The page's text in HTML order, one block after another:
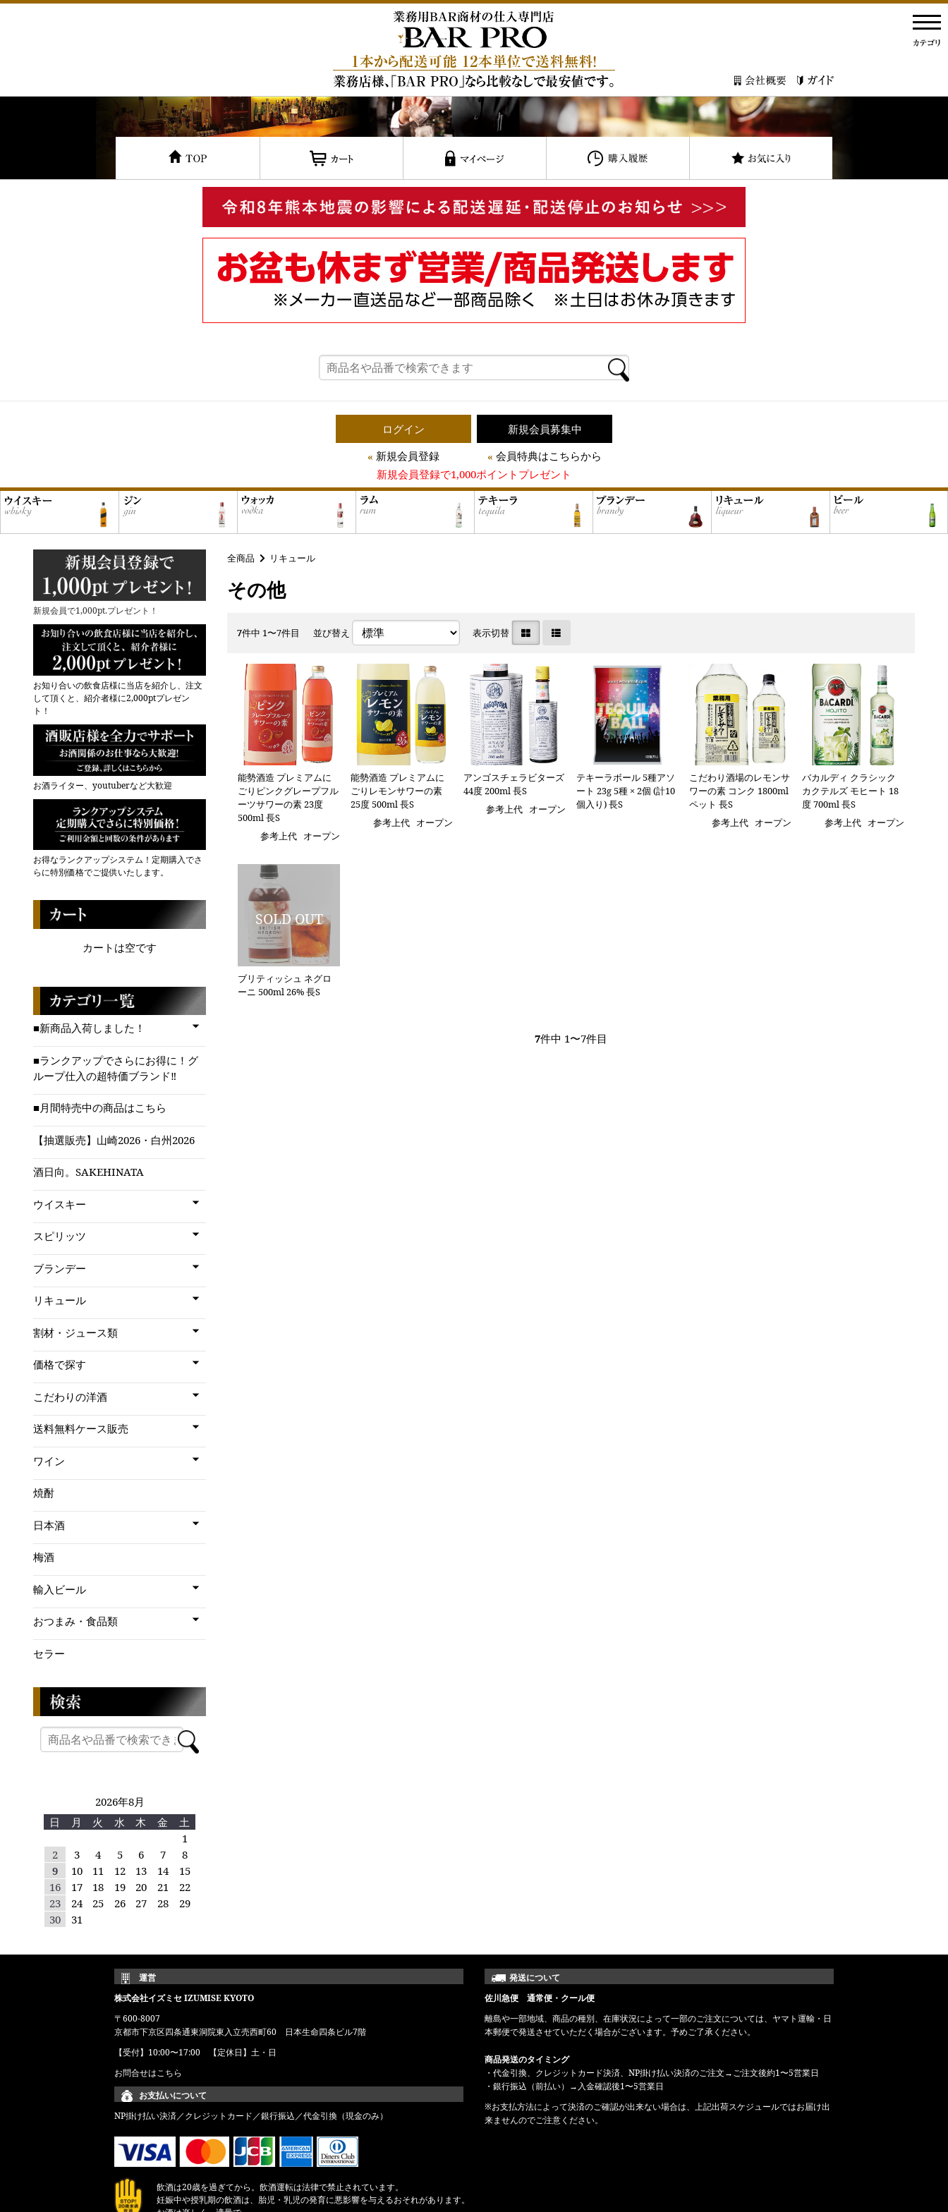
ログイン
新規会員登録
新規会員募集中
会員特典はこちらから
新規会員登録で1,000ポイントプレゼント
全商品 リキュール
その他
7件中 1〜7件目 並び替え 表示切替
能勢酒造 プレミアムに
ごりピンクグレープフル
ーツサワーの素 23度
500ml 長S
参考上代 オープン
能勢酒造 プレミアムに
ごりレモンサワーの素
25度 500ml 長S
参考上代 オープン
アンゴスチェラビターズ
44度 200ml 長S
参考上代 オープン
テキーラボール 5種アソ
ート 23g 5種 × 2個 (計10
個入り) 長S
こだわり酒場のレモンサ
ワーの素 コンク 1800ml
ペット 長S
参考上代 オープン
バカルディ クラシック
カクテルズ モヒート 18
度 700ml 長S
参考上代 オープン
ブリティッシュ ネグロ
ーニ 500ml 26% 長S
7件中 1〜7件目
新規会員で1,000pt.プレゼント！
お知り合いの飲食店様に当店を紹介し、注文
して頂くと、紹介者様に2,000ptプレゼン
ト！
お酒ライター、youtuberなど大歓迎
お得なランクアップシステム！定期購入でさ
らに特別価格でご提供いたします。
カートは空です
■新商品入荷しました！
■ランクアップでさらにお得に！グ
ループ仕入の超特価ブランド‼
■月間特売中の商品はこちら
【抽選販売】山崎2026・白州2026
酒日向。SAKEHINATA
ウイスキー
スピリッツ
ブランデー
リキュール
割材・ジュース類
価格で探す
こだわりの洋酒
送料無料ケース販売
ワイン
焼酎
日本酒
梅酒
輸入ビール
おつまみ・食品類
セラー
2026年8月
日
月 火 水 木 金
土
1
2
3 4 5 6 7
8
9
10 11 12 13 14
15
16
17 18 19 20 21
22
23
24 25 26 27 28
29
30
31
運営
株式会社イズミセ IZUMISE KYOTO
〒600-8007
京都市下京区四条通東洞院東入立売西町60 日本生命四条ビル7階
【受付】10:00〜17:00 【定休日】土・日
お問合せはこちら
お支払いについて
NP掛け払い決済／クレジットカード／銀行振込／代金引換（現金のみ）
発送について
佐川急便 通常便・クール便
離島や一部地域、商品の種別、在庫状況によって一部のご注文については、ヤマト運輸・日
本郵便で発送させていただく場合がございます。予めご了承ください。
商品発送のタイミング
・代金引換、クレジットカード決済、NP掛け払い決済のご注文→ご注文後約1〜5営業日
・銀行振込（前払い）→入金確認後1〜5営業日
※お支払方法によって決済のご確認が出来ない場合は、上記出荷スケジュールではお届け出
来ませんのでご注意ください。
飲酒は20歳を過ぎてから。飲酒運転は法律で禁止されています。
妊娠中や授乳期の飲酒は、胎児・乳児の発育に悪影響を与えるおそれがあります。